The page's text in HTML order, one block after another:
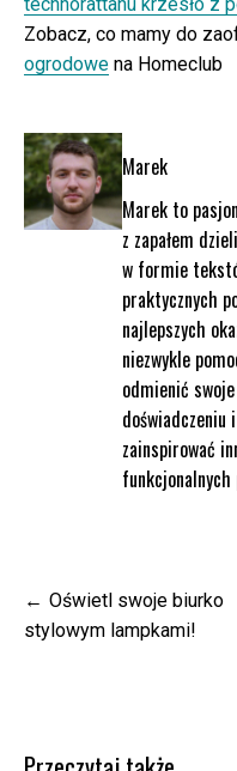
Zobacz, co mamy do
ogrodowe na Homeclub
Marek
Marek to
z zapałem
w formie
praktycznych
najlepszych
niezwykle
odmienić
zainspirować
Nawigacja
wpisu
Oświetl swoje biurko
stylowym lampkami!